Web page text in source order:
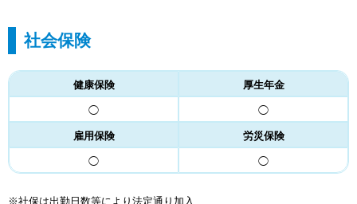
社会保険
健康保険 厚生年金
◯ ◯
雇用保険 労災保険
◯ ◯
※社保は出勤日数等により法定通り加入